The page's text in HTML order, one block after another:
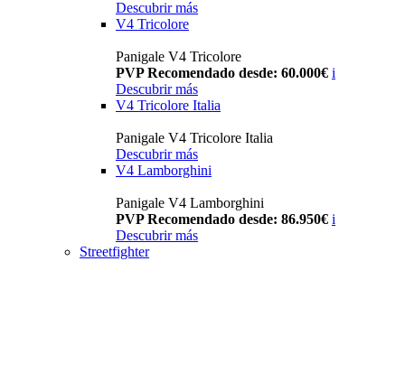
Descubrir más
V4 Tricolore
Panigale V4 Tricolore
PVP Recomendado desde: 60.000€ i
Descubrir más
V4 Tricolore Italia
Panigale V4 Tricolore Italia
Descubrir más
V4 Lamborghini
Panigale V4 Lamborghini
PVP Recomendado desde: 86.950€ i
Descubrir más
Streetfighter